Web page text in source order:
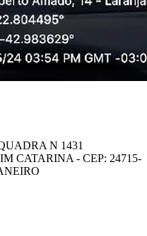
N 1431
CATARINA - CEP: 24715-